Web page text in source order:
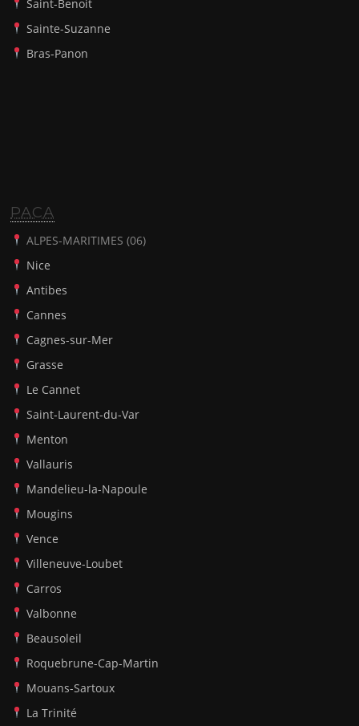
Saint-Benoit
Sainte-Suzanne
Bras-Panon
PACA
ALPES-MARITIMES (06)
Nice
Antibes
Cannes
Cagnes-sur-Mer
Grasse
Le Cannet
Saint-Laurent-du-Var
Menton
Vallauris
Mandelieu-la-Napoule
Mougins
Vence
Villeneuve-Loubet
Carros
Valbonne
Beausoleil
Roquebrune-Cap-Martin
Mouans-Sartoux
La Trinité